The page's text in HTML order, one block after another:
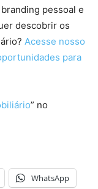
pessoal e
descobrir os
Acesse nosso
para
” no
WhatsApp